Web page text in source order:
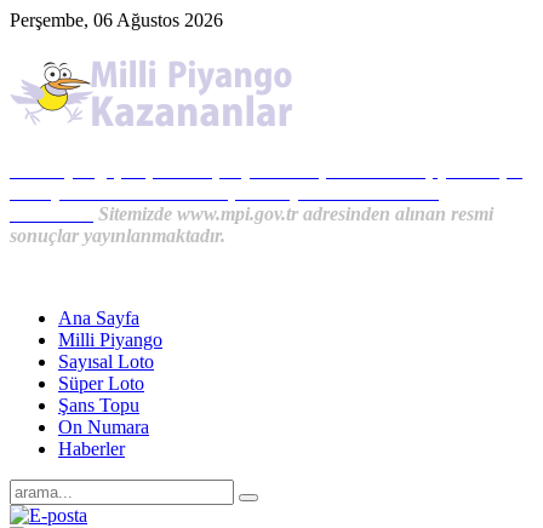
Perşembe, 06 Ağustos 2026
Sitemizde www.mpi.gov.tr adresinden alınan resmi
sonuçlar yayınlanmaktadır.
Ana Sayfa
Milli Piyango
Sayısal Loto
Süper Loto
Şans Topu
On Numara
Haberler